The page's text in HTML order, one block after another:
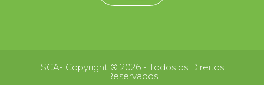
SCA- Copyright ® 2026 - Todos os Direitos
Reservados